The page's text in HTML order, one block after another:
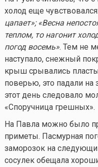
холод еще чувствовался:
цапает»; «Весна
теплом, то нагонит
погод восемь». Тем не
наступало, снежный
крыш срывались
поверью, это падали
этот день следовало
«Споручница грешных».
На Павла можно было
приметы. Пасмурная
заморозок на
сосулек обещала